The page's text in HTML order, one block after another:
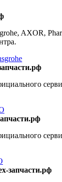
AXOR,
запчасти.рф